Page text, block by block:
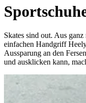
Skates sind out. Aus
einfachen Handgriff
Aussparung an den
und ausklicken kann,